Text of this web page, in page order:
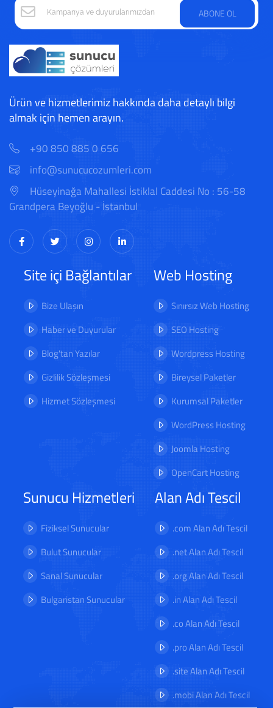
ABONE OL
Ürün ve hizmetlerimiz hakkında daha detaylı bilgi
almak için hemen arayın.
+90 850 885 0 656
info@sunucucozumleri.com
Hüseyinağa Mahallesi İstiklal Caddesi No : 56-58
Grandpera Beyoğlu - İstanbul
Site içi Bağlantılar
Bize Ulaşın
Haber ve Duyurular
Blog'tan Yazılar
Gizlilik Sözleşmesi
Hizmet Sözleşmesi
Web Hosting
Sınırsız Web Hosting
SEO Hosting
Wordpress Hosting
Bireysel Paketler
Kurumsal Paketler
WordPress Hosting
Joomla Hosting
OpenCart Hosting
Sunucu Hizmetleri
Fiziksel Sunucular
Bulut Sunucular
Sanal Sunucular
Bulgaristan Sunucular
Alan Adı Tescil
.com Alan Adı Tescil
.net Alan Adı Tescil
.org Alan Adı Tescil
.in Alan Adı Tescil
.co Alan Adı Tescil
.pro Alan Adı Tescil
.site Alan Adı Tescil
.mobi Alan Adı Tescil